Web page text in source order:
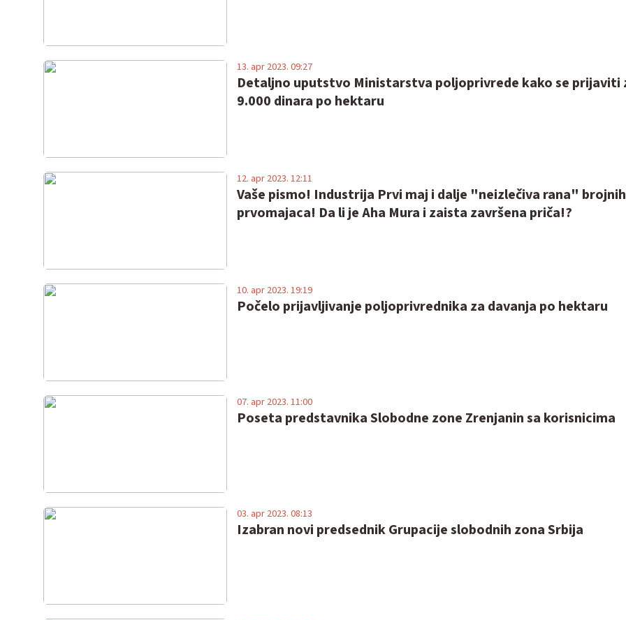
Detaljno uputstvo Ministarstva poljoprivrede kako se prijaviti
9.000 dinara po hektaru
13. apr 2023. 09:27
Vaše pismo! Industrija Prvi maj i dalje "neizlečiva rana" brojnih
prvomajaca! Da li je Aha Mura i zaista završena priča!?
12. apr 2023. 12:11
Počelo prijavljivanje poljoprivrednika za davanja po hektaru
10. apr 2023. 19:19
Poseta predstavnika Slobodne zone Zrenjanin sa korisnicima
07. apr 2023. 11:00
Izabran novi predsednik Grupacije slobodnih zona Srbija
03. apr 2023. 08:13